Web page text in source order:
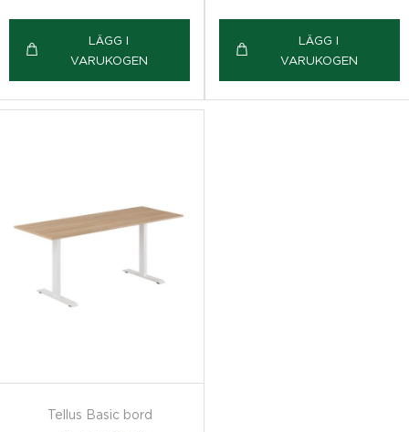
LÄGG I
VARUKOGEN
LÄGG I
VARUKOGEN
Tellus Basic bord